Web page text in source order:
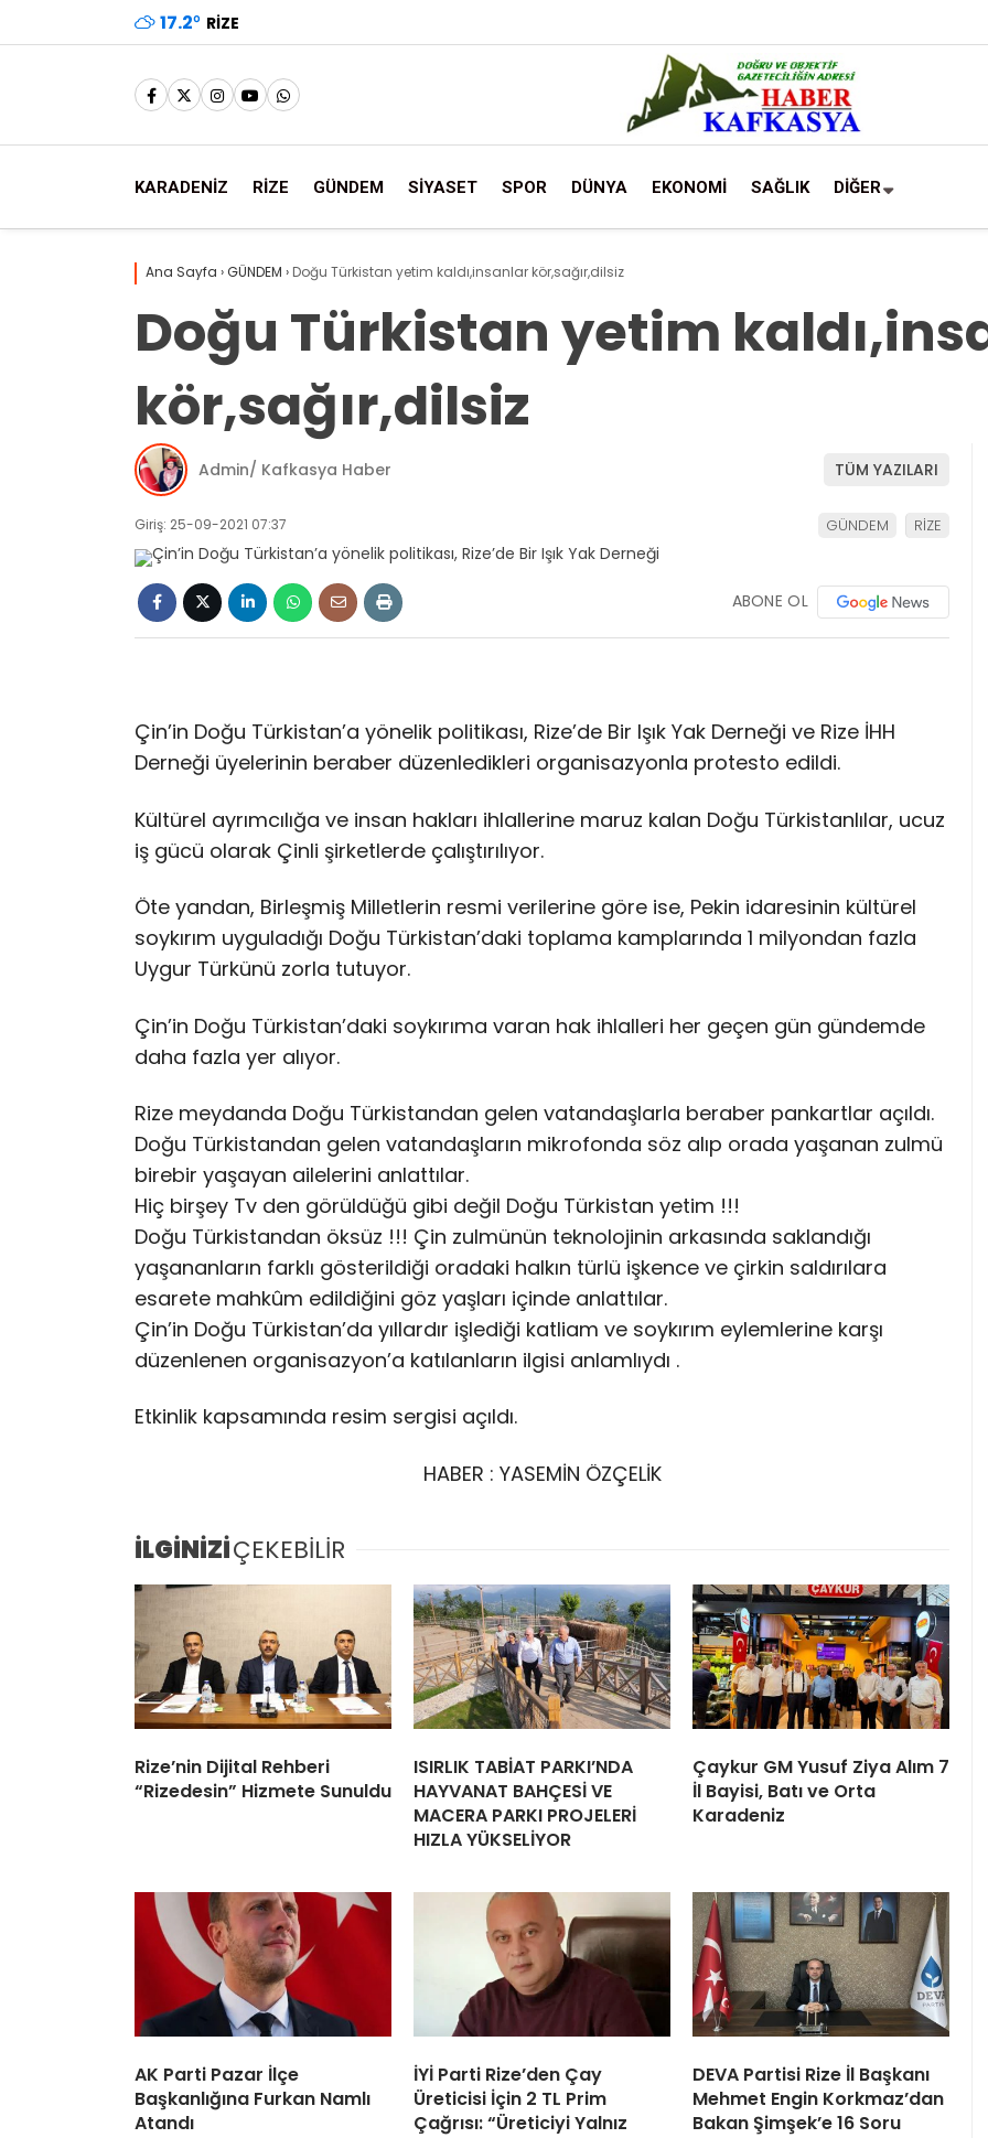
17.2° RIZE
KARADENİZ RİZE GÜNDEM SİYASET SPOR DÜNYA EKONOMİ SAĞLIK DİĞER
Ana Sayfa ›GÜNDEM › Doğu Türkistan yetim kaldı,insanlar kör,sağır,dilsiz
Doğu Türkistan yetim
kör,sağır,dilsiz
Admin/ Kafkasya Haber TÜM YAZILARI
Giriş: 25-09-2021 07:37 GÜNDEM RİZE
ABONE OL
Çin’in Doğu Türkistan’a yönelik politikası, Rize’de Bir Işık Yak Derneği ve Rize İHH
Derneği üyelerinin beraber düzenledikleri organisazyonla protesto edildi.
Kültürel ayrımcılığa ve insan hakları ihlallerine maruz kalan Doğu Türkistanlılar, ucuz
iş gücü olarak Çinli şirketlerde çalıştırılıyor.
Öte yandan, Birleşmiş Milletlerin resmi verilerine göre ise, Pekin idaresinin kültürel
soykırım uyguladığı Doğu Türkistan’daki toplama kamplarında 1 milyondan fazla
Uygur Türkünü zorla tutuyor.
Çin’in Doğu Türkistan’daki soykırıma varan hak ihlalleri her geçen gün gündemde
daha fazla yer alıyor.
Rize meydanda Doğu Türkistandan gelen vatandaşlarla beraber pankartlar açıldı.
Doğu Türkistandan gelen vatandaşların mikrofonda söz alıp orada yaşanan zulmü
birebir yaşayan ailelerini anlattılar.
Hiç birşey Tv den görüldüğü gibi değil Doğu Türkistan yetim !!!
Doğu Türkistandan öksüz !!! Çin zulmünün teknolojinin arkasında saklandığı
yaşananların farklı gösterildiği oradaki halkın türlü işkence ve çirkin saldırılara
esarete mahkûm edildiğini göz yaşları içinde anlattılar.
Çin’in Doğu Türkistan’da yıllardır işlediği katliam ve soykırım eylemlerine karşı
düzenlenen organisazyon’a katılanların ilgisi anlamlıydı .
Etkinlik kapsamında resim sergisi açıldı.
HABER : YASEMİN ÖZÇELİK
İLGİNİZİÇEKEBİLİR
Rize’nin Dijital Rehberi
“Rizedesin” Hizmete Sunuldu
ISIRLIK TABİAT PARKI’NDA
HAYVANAT BAHÇESİ VE
MACERA PARKI PROJELERİ
HIZLA YÜKSELİYOR
Çaykur GM Yusuf Ziya Alım 7
İl Bayisi, Batı ve Orta
Karadeniz
AK Parti Pazar İlçe
Başkanlığına Furkan Namlı
Atandı
İYİ Parti Rize’den Çay
Üreticisi İçin 2 TL Prim
Çağrısı: “Üreticiyi Yalnız
DEVA Partisi Rize İl Başkanı
Mehmet Engin Korkmaz’dan
Bakan Şimşek’e 16 Soru